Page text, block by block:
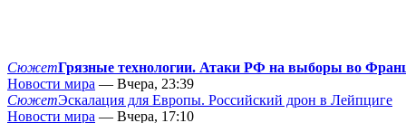
СюжетГрязные технологии. Атаки РФ на выборы во
Новости мира — Вчера, 23:39
СюжетЭскалация для Европы. Российский дрон в Лейпциге
Новости мира — Вчера, 17:10